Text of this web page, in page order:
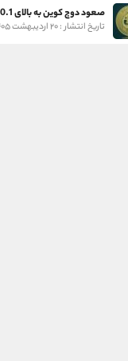
صعود دوج کوین به بالای 0.1 دلار
تاریخ انتشار : ۲۰ اردیبهشت ۱۴۰۵